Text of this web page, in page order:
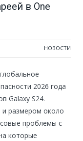
в One
НОВОСТИ
2026 года
Galaxy S24.
размером около
проблемы с
которые